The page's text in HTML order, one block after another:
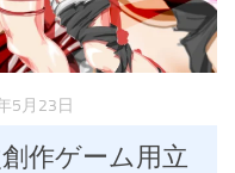
5月23日
作ゲーム用立